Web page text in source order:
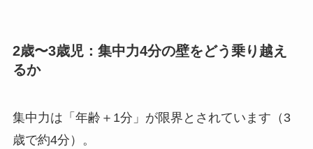
2歳〜3歳児：集中力4分の壁をどう乗り越え
るか
集中力は「年齢＋1分」が限界とされています（3
歳で約4分）。